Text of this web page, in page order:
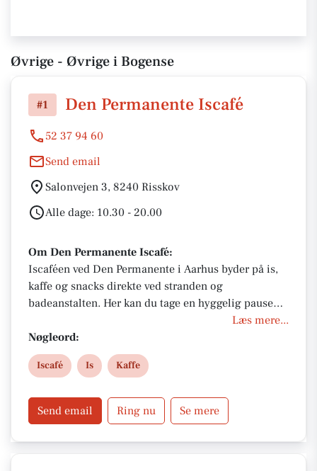
Øvrige - Øvrige i Bogense
#1 Den Permanente Iscafé
52 37 94 60
Send email
Salonvejen 3, 8240 Risskov
Alle dage: 10.30 - 20.00
Om Den Permanente Iscafé:
Iscaféen ved Den Permanente i Aarhus byder på is,
kaffe og snacks direkte ved stranden og
badeanstalten. Her kan du tage en hyggelig pause
med havudsigt, frisk luft og afslappet stemning tæt
på vandet.
Læs mere...
Nøgleord:
Iscafé Is Kaffe
Send email Ring nu Se mere